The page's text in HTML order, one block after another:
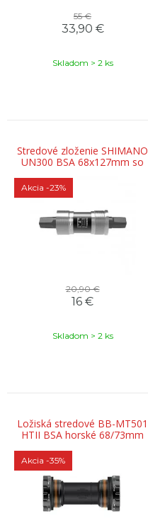
55 €
33,90 €
Skladom > 2 ks
Stredové zloženie SHIMANO
UN300 BSA 68x127mm so
Akcia -23%
20,90 €
16 €
Skladom > 2 ks
Ložiská stredové BB-MT501
HTII BSA horské 68/73mm
Akcia -35%